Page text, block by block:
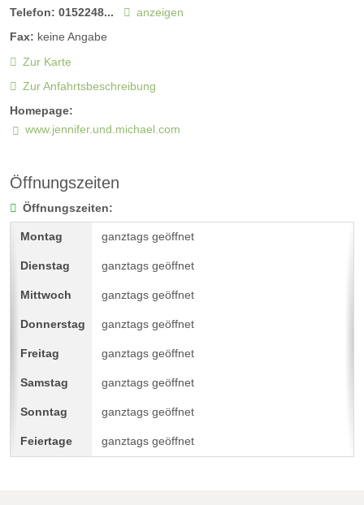
Telefon: 0152248...
anzeigen
Fax: keine Angabe
Zur Karte
Zur Anfahrtsbeschreibung
Homepage:
www.jennifer.und.michael.com
Öffnungszeiten
Öffnungszeiten:
ganztags geöffnet
ganztags geöffnet
ganztags geöffnet
ganztags geöffnet
ganztags geöffnet
ganztags geöffnet
ganztags geöffnet
ganztags geöffnet